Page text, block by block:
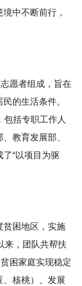
中不断前行，
愿者组成，旨在
的生活条件。
括专职工作人
教育发展部、
“以项目为驱
贫困地区，实施
来，团队共帮扶
困家庭实现稳定
、核桃）、发展